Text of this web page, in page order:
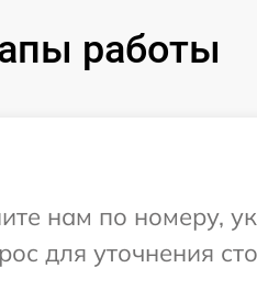
работы
нам по номеру,
для уточнения